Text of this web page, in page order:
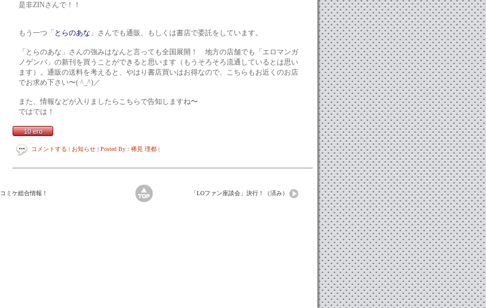
是非ZINさんで！！
もう一つ「 とらのあな 」さんでも通販、もしくは書店で委託をしています。
「とらのあな」さんの強みはなんと言っても全国展開！ 地方の店舗でも「エロマンガ
ノゲンバ」の新刊を買うことができると思います（もうそろそろ流通しているとは思い
ます）。通販の送料を考えると、やはり書店買いはお得なので、こちらもお近くのお店
でお求め下さい〜( ^_^)／
また、情報などが入りましたらこちらで告知しますね〜
ではでは！
10 ero
コメントする | お知らせ | Posted By : 稀見 理都 |
コミケ総合情報！ 「LOファン座談会」決行！（済み）